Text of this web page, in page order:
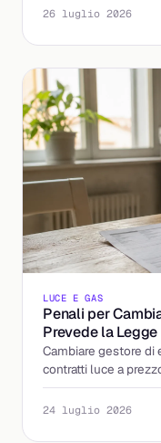
26 luglio 2026
LUCE E GAS
Penali per
Prevede la
Cambiare gestore di
contratti luce a
gas. Ecco le regole
24 luglio 2026